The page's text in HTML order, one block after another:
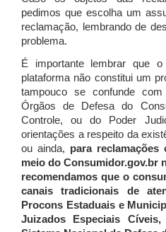
pedimos que escolha um
reclamação, lembrando de
problema.
É importante lembrar que
plataforma não constitui um
tampouco se confunde
Órgãos de Defesa do
Controle, ou do Poder
orientações a respeito da
ou ainda, para
meio do Consumidor.gov.br
recomendamos que o
canais tradicionais de
Procons Estaduais e
Juizados Especiais